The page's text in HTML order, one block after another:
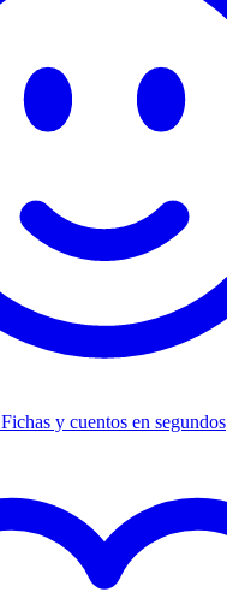
Fichas y cuentos en segundos